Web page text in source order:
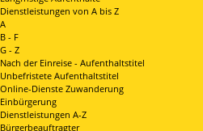
Dienstleistungen von A bis Z
A
B - F
G - Z
Nach der Einreise - Aufenthaltstitel
Unbefristete Aufenthaltstitel
Online-Dienste Zuwanderung
Einbürgerung
Dienstleistungen A-Z
Bürgerbeauftragter